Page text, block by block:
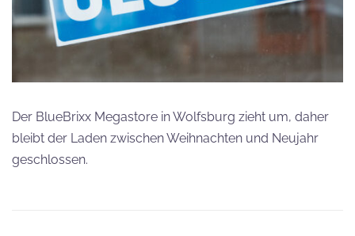
Der BlueBrixx Megastore in Wolfsburg zieht um, daher
bleibt der Laden zwischen Weihnachten und Neujahr
geschlossen.